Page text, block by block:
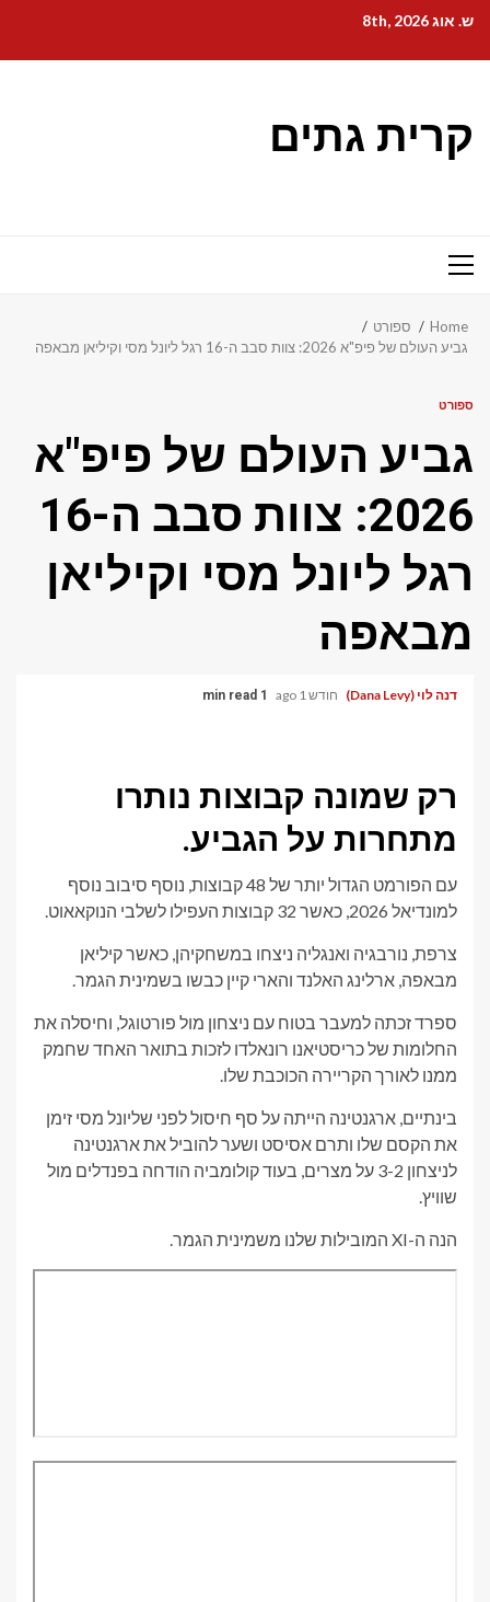
content
ש. אוג 8th, 2026
קרית גתים
Primary
Home
ספורט
גביע העולם של פיפ"א 2026: צוות סבב ה-16 רגל ליונל מסי וקיליאן מבאפה
ספורט
גביע העולם של פיפ"א
2026: צוות סבב ה-16
רגל ליונל מסי וקיליאן
מבאפה
דנה לוי (Dana Levy) חודש 1 ago 1 min read
רק שמונה קבוצות נותרו
מתחרות על הגביע.
עם הפורמט הגדול יותר של 48 קבוצות, נוסף סיבוב נוסף
למונדיאל 2026, כאשר 32 קבוצות העפילו לשלבי הנוקאאוט.
צרפת, נורבגיה ואנגליה ניצחו במשחקיהן, כאשר קיליאן
מבאפה, ארלינג האלנד והארי קיין כבשו בשמינית הגמר.
ספרד זכתה למעבר בטוח עם ניצחון מול פורטוגל, וחיסלה את
החלומות של כריסטיאנו רונאלדו לזכות בתואר האחד שחמק
ממנו לאורך הקריירה הכוכבת שלו.
בינתיים, ארגנטינה הייתה על סף חיסול לפני שליונל מסי זימן
את הקסם שלו ותרם אסיסט ושער להוביל את ארגנטינה
לניצחון 3-2 על מצרים, בעוד קולומביה הודחה בפנדלים מול
שוויץ.
הנה ה-XI המובילות שלנו משמינית הגמר.